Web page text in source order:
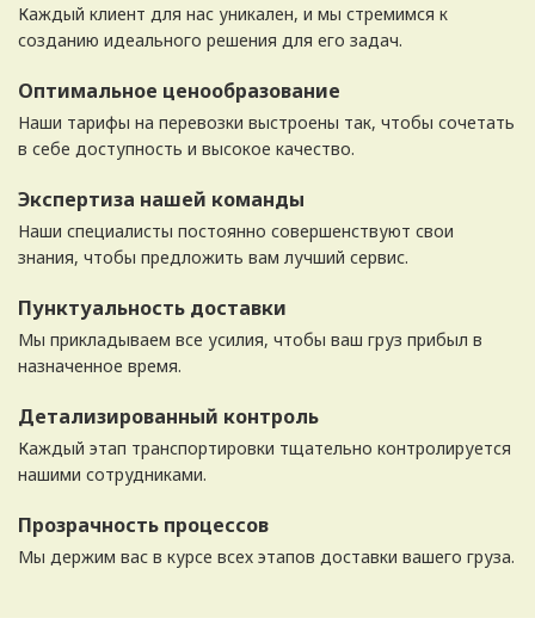
Каждый клиент для нас уникален, и мы стремимся к
созданию идеального решения для его задач.
Оптимальное ценообразование
Наши тарифы на перевозки выстроены так, чтобы сочетать
в себе доступность и высокое качество.
Экспертиза нашей команды
Наши специалисты постоянно совершенствуют свои
знания, чтобы предложить вам лучший сервис.
Пунктуальность доставки
Мы прикладываем все усилия, чтобы ваш груз прибыл в
назначенное время.
Детализированный контроль
Каждый этап транспортировки тщательно контролируется
нашими сотрудниками.
Прозрачность процессов
Мы держим вас в курсе всех этапов доставки вашего груза.